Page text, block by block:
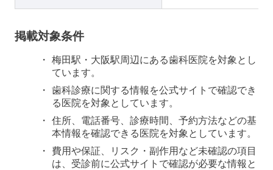
掲載対象条件
梅田駅・大阪駅周辺にある歯科医院を対象とし
ています。
歯科診療に関する情報を公式サイトで確認でき
る医院を対象としています。
住所、電話番号、診療時間、予約方法などの基
本情報を確認できる医院を対象としています。
費用や保証、リスク・副作用など未確認の項目
は、受診前に公式サイトで確認が必要な情報と